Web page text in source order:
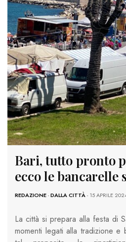
Bari, tutto pronto
ecco le bancarelle
REDAZIONE-DALLA CITTÀ- 15 APRILE
La città si prepara alla festa di
momenti legati alla tradizione e